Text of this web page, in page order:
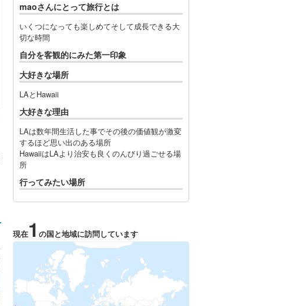
maoさんにとって旅行とは
いくつになっても楽しめてそして成長できる大
切な時間
自分を客観的にみた第一印象
大好きな場所
LAとHawaii
大好きな理由
LAは数年間生活した事でその後の価値観が激変
するほど思い出のある場所
HawaiiはLAより治安も良くのんびり過ごせる場
所
行ってみたい場所
現在1 の国と地域に訪問しています